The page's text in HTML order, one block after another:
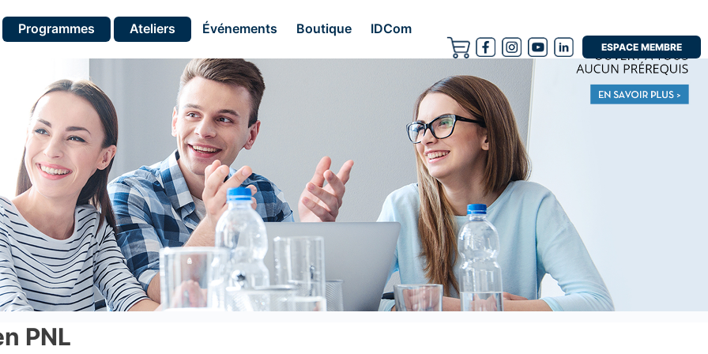
Programmes Ateliers Événements Boutique IDCom
ESPACE MEMBRE
PNL